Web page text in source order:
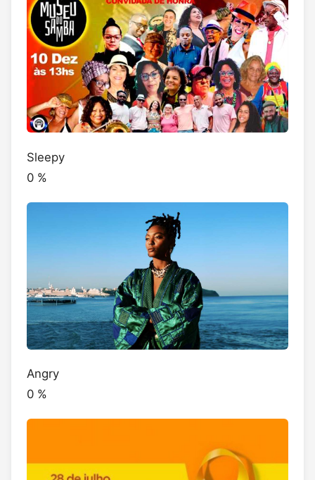
Sleepy
0 %
Angry
0 %